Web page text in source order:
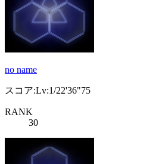
no name
スコア:Lv:1/22'36"75
RANK
30